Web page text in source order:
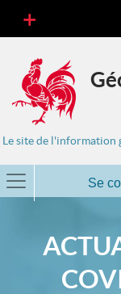
Le site de l'information
Se